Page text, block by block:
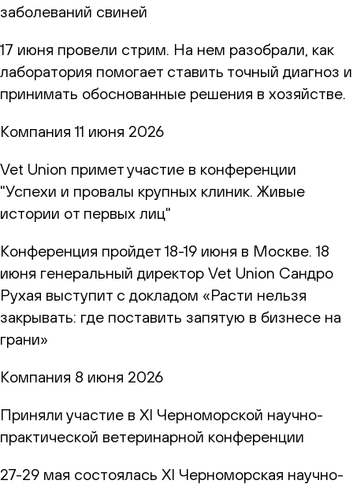
заболеваний свиней
17 июня провели стрим. На нем разобрали, как
лаборатория помогает ставить точный диагноз и
принимать обоснованные решения в хозяйстве.
Компания 11 июня 2026
Vet Union примет участие в конференции
"Успехи и провалы крупных клиник. Живые
истории от первых лиц"
Конференция пройдет 18-19 июня в Москве. 18
июня генеральный директор Vet Union Сандро
Рухая выступит с докладом «Расти нельзя
закрывать: где поставить запятую в бизнесе на
грани»
Компания 8 июня 2026
Приняли участие в XI Черноморской научно-
практической ветеринарной конференции
27-29 мая состоялась XI Черноморская научно-